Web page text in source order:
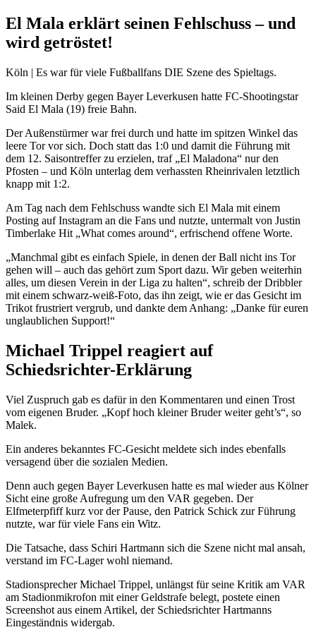
El Mala erklärt seinen Fehlschuss – und
wird getröstet!
Köln | Es war für viele Fußballfans DIE Szene des Spieltags.
Im kleinen Derby gegen Bayer Leverkusen hatte FC-Shootingstar
Said El Mala (19) freie Bahn.
Der Außenstürmer war frei durch und hatte im spitzen Winkel das
leere Tor vor sich. Doch statt das 1:0 und damit die Führung mit
dem 12. Saisontreffer zu erzielen, traf „El Maladona“ nur den
Pfosten – und Köln unterlag dem verhassten Rheinrivalen letztlich
knapp mit 1:2.
Am Tag nach dem Fehlschuss wandte sich El Mala mit einem
Posting auf Instagram an die Fans und nutzte, untermalt von Justin
Timberlake Hit „What comes around“, erfrischend offene Worte.
„Manchmal gibt es einfach Spiele, in denen der Ball nicht ins Tor
gehen will – auch das gehört zum Sport dazu. Wir geben weiterhin
alles, um diesen Verein in der Liga zu halten“, schreib der Dribbler
mit einem schwarz-weiß-Foto, das ihn zeigt, wie er das Gesicht im
Trikot frustriert vergrub, und dankte dem Anhang: „Danke für euren
unglaublichen Support!“
Michael Trippel reagiert auf
Schiedsrichter-Erklärung
Viel Zuspruch gab es dafür in den Kommentaren und einen Trost
vom eigenen Bruder. „Kopf hoch kleiner Bruder weiter geht’s“, so
Malek.
Ein anderes bekanntes FC-Gesicht meldete sich indes ebenfalls
versagend über die sozialen Medien.
Denn auch gegen Bayer Leverkusen hatte es mal wieder aus Kölner
Sicht eine große Aufregung um den VAR gegeben. Der
Elfmeterpfiff kurz vor der Pause, den Patrick Schick zur Führung
nutzte, war für viele Fans ein Witz.
Die Tatsache, dass Schiri Hartmann sich die Szene nicht mal ansah,
verstand im FC-Lager wohl niemand.
Stadionsprecher Michael Trippel, unlängst für seine Kritik am VAR
am Stadionmikrofon mit einer Geldstrafe belegt, postete einen
Screenshot aus einem Artikel, der Schiedsrichter Hartmanns
Eingeständnis widergab.